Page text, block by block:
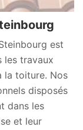
est
les travaux
la toiture. Nos
disposés
dans les
et leur